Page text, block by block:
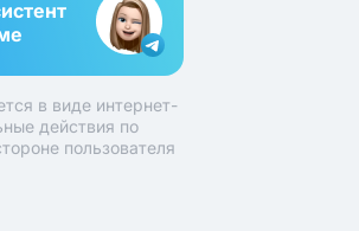
в виде интернет-
действия по
пользователя